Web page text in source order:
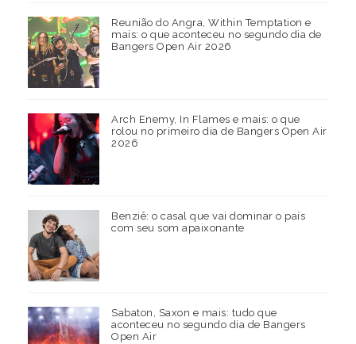
Reunião do Angra, Within Temptation e
mais: o que aconteceu no segundo dia de
Bangers Open Air 2026
Arch Enemy, In Flames e mais: o que
rolou no primeiro dia de Bangers Open Air
2026
Benziê: o casal que vai dominar o país
com seu som apaixonante
Sabaton, Saxon e mais: tudo que
aconteceu no segundo dia de Bangers
Open Air